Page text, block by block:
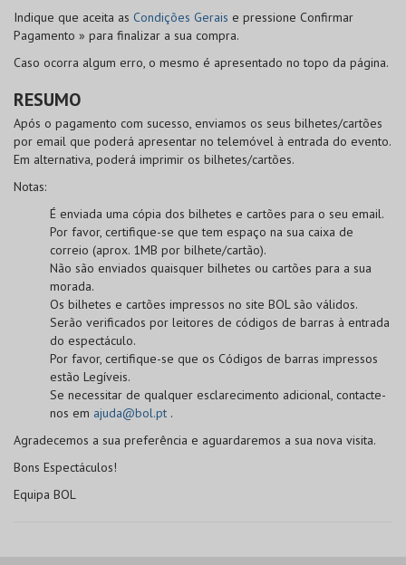
Indique que aceita as Condições Gerais e pressione Confirmar
Pagamento » para finalizar a sua compra.
Caso ocorra algum erro, o mesmo é apresentado no topo da página.
RESUMO
Após o pagamento com sucesso, enviamos os seus bilhetes/cartões
por email que poderá apresentar no telemóvel à entrada do evento.
Em alternativa, poderá imprimir os bilhetes/cartões.
Notas:
É enviada uma cópia dos bilhetes e cartões para o seu email.
Por favor, certifique-se que tem espaço na sua caixa de
correio (aprox. 1MB por bilhete/cartão).
Não são enviados quaisquer bilhetes ou cartões para a sua
morada.
Os bilhetes e cartões impressos no site BOLsão válidos.
Serão verificados por leitores de códigos de barras à entrada
do espectáculo.
Por favor, certifique-se que os Códigos de barras impressos
estão Legíveis.
Se necessitar de qualquer esclarecimento adicional, contacte-
nos em ajuda@bol.pt .
Agradecemos a sua preferência e aguardaremos a sua nova visita.
Bons Espectáculos!
Equipa BOL